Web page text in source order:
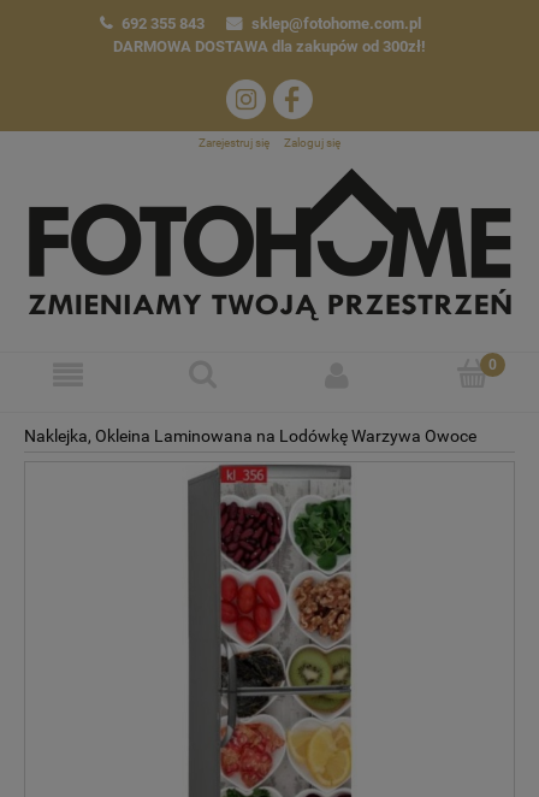
692 355 843
sklep@fotohome.com.pl
DARMOWA DOSTAWA dla zakupów od 300zł!
Zarejestruj się Zaloguj się
Naklejka, Okleina Laminowana na Lodówkę Warzywa Owoce